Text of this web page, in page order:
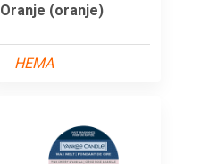
Oranje (oranje)
HEMA